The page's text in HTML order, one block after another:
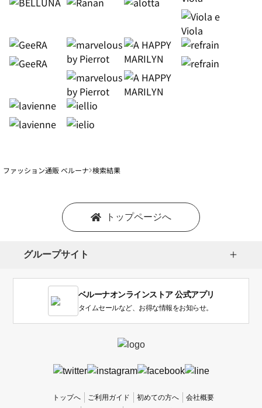
ファッション通販 ベルーナ 検索結果
トップページへ
グループサイト
ベルーナオンラインストア 公式アプリ
タイムセールなど、お得な情報をお知らせ。
トップへ ご利用ガイド 初めての方へ
会社概要